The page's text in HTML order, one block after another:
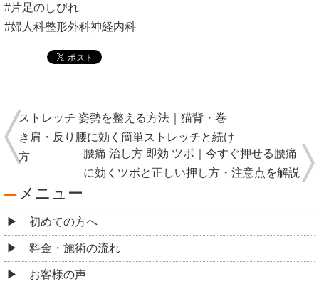
#片足のしびれ
#婦人科整形外科神経内科
ストレッチ 姿勢を整える方法｜猫背・巻
き肩・反り腰に効く簡単ストレッチと続け
方
腰痛 治し方 即効 ツボ｜今すぐ押せる腰痛
に効くツボと正しい押し方・注意点を解説
メニュー
初めての方へ
料金・施術の流れ
お客様の声